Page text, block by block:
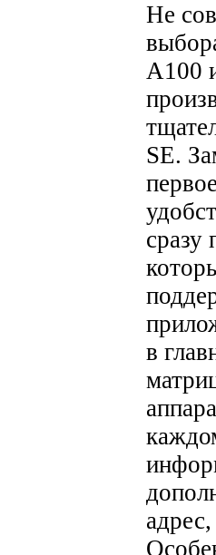
Не
А100
SE.
сразу
в